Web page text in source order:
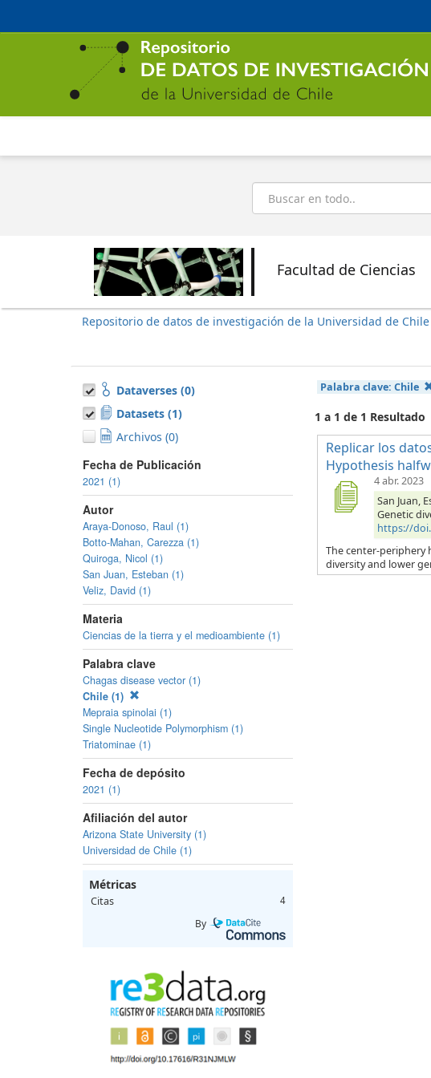
contenido
Buscar
Facultad de Ciencias
Repositorio de datos de investigación de la Universidad de Chile
Dataverses (0)
Datasets (1)
Archivos (0)
Fecha de Publicación
2021 (1)
Autor
Araya-Donoso, Raul (1)
Botto-Mahan, Carezza (1)
Quiroga, Nicol (1)
San Juan, Esteban (1)
Veliz, David (1)
Materia
Ciencias de la tierra y el medioambiente (1)
Palabra clave
Chagas disease vector (1)
Chile (1)
Mepraia spinolai (1)
Single Nucleotide Polymorphism (1)
Triatominae (1)
Fecha de depósito
2021 (1)
Afiliación del autor
Arizona State University (1)
Universidad de Chile (1)
Métricas
Citas 4
By
Palabra clave: Chile
1 a 1 de 1 Resultado
Replicar los
Hypothesis
4 abr. 2023
San Juan,
Genetic
https://
The center-periphery
diversity and lower